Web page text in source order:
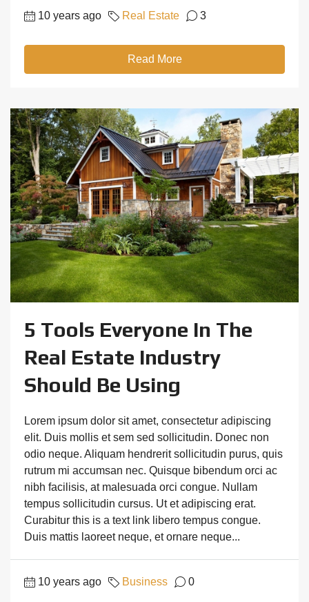
10 years ago Real Estate 3
Read More
5 Tools Everyone In The
Real Estate Industry
Should Be Using
Lorem ipsum dolor sit amet, consectetur adipiscing
elit. Duis mollis et sem sed sollicitudin. Donec non
odio neque. Aliquam hendrerit sollicitudin purus, quis
rutrum mi accumsan nec. Quisque bibendum orci ac
nibh facilisis, at malesuada orci congue. Nullam
tempus sollicitudin cursus. Ut et adipiscing erat.
Curabitur this is a text link libero tempus congue.
Duis mattis laoreet neque, et ornare neque...
10 years ago Business 0